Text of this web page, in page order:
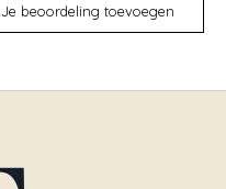
Je beoordeling toevoegen